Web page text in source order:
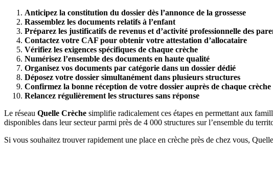
Anticipez la constitution du dossier dès l’annonce de la grossesse
Rassemblez les documents relatifs à l’enfant
Préparez les justificatifs de revenus et d’activité professionnelle des
Contactez votre CAF pour obtenir votre attestation d’allocataire
Vérifiez les exigences spécifiques de chaque crèche
Numérisez l’ensemble des documents en haute qualité
Organisez vos documents par catégorie dans un dossier dédié
Déposez votre dossier simultanément dans plusieurs structures
Confirmez la bonne réception de votre dossier auprès de chaque crèche
Relancez régulièrement les structures sans réponse
Le réseau Quelle Crèche simplifie radicalement ces étapes en permettant aux
disponibles dans leur secteur parmi près de 4 000 structures sur l’ensemble du
Si vous souhaitez trouver rapidement une place en crèche près de chez vous,